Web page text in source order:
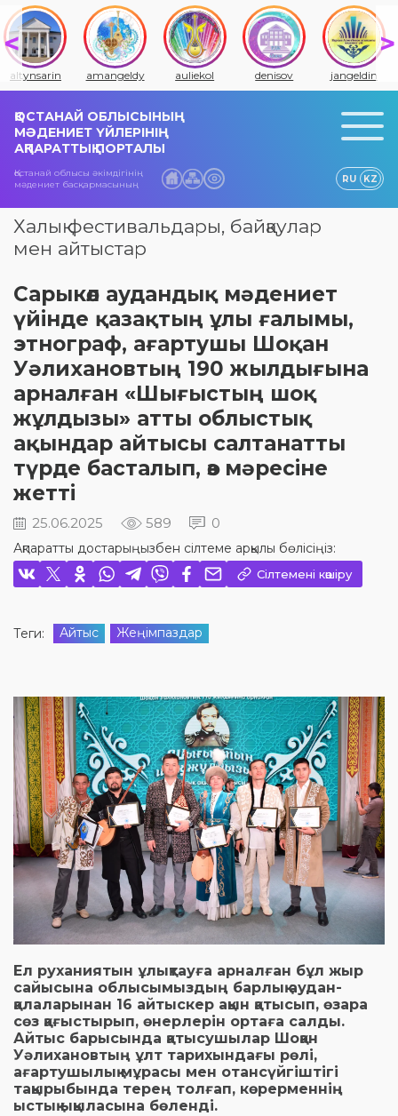
altynsarin amangeldy auliekol denisov jangeldin
ҚОСТАНАЙ ОБЛЫСЫНЫҢ
МӘДЕНИЕТ ҮЙЛЕРІНІҢ
АҚПАРАТТЫҚ ПОРТАЛЫ
Қостанай облысы әкімдігінің
мәдениет басқармасының
RU KZ
Халық фестивальдары, байқаулар
мен айтыстар
Сарыкөл аудандық мәдениет
үйінде қазақтың ұлы ғалымы,
этнограф, ағартушы Шоқан
Уәлихановтың 190 жылдығына
арналған «Шығыстың шоқ
жұлдызы» атты облыстық
ақындар айтысы салтанатты
түрде басталып, өз мәресіне
жетті
25.06.2025 589 0
Ақпаратты достарыңызбен сілтеме арқылы бөлісіңіз:
Сілтемені көшіру
Теги: Айтыс Жеңімпаздар
Ел руханиятын ұлықтауға арналған бұл жыр
сайысына облысымыздың барлық аудан-
қалаларынан 16 айтыскер ақын қатысып, өзара
сөз қағыстырып, өнерлерін ортаға салды.
Айтыс барысында қатысушылар Шоқан
Уәлихановтың ұлт тарихындағы рөлі,
ағартушылық мұрасы мен отансүйгіштігі
тақырыбында терең толғап, көрерменнің
ыстық ықыласына бөленді.